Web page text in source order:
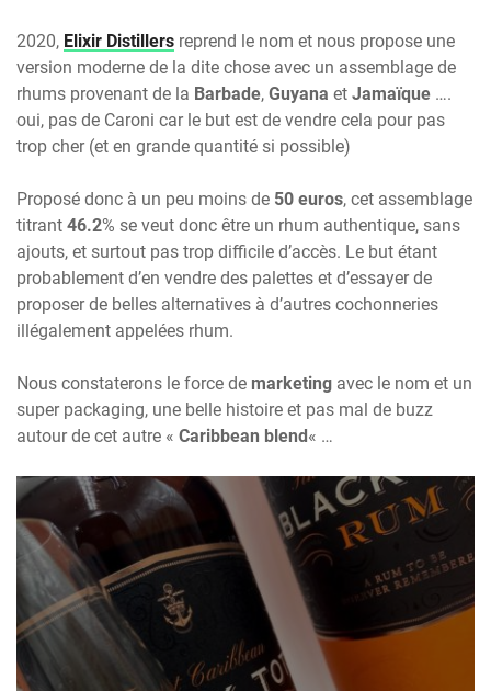
2020, Elixir Distillers reprend le nom et nous propose une
version moderne de la dite chose avec un assemblage de
rhums provenant de la Barbade, Guyana et Jamaïque ….
oui, pas de Caroni car le but est de vendre cela pour pas
trop cher (et en grande quantité si possible)
Proposé donc à un peu moins de 50 euros, cet assemblage
titrant 46.2% se veut donc être un rhum authentique, sans
ajouts, et surtout pas trop difficile d’accès. Le but étant
probablement d’en vendre des palettes et d’essayer de
proposer de belles alternatives à d’autres cochonneries
illégalement appelées rhum.
Nous constaterons le force de marketing avec le nom et un
super packaging, une belle histoire et pas mal de buzz
autour de cet autre « Caribbean blend« …